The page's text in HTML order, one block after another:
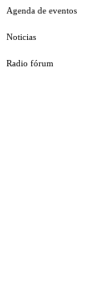
Agenda de eventos
Noticias
Radio fórum